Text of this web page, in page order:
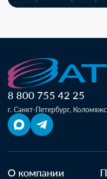
8 800 755 42 25
г. Санкт-Петербург,
О компании